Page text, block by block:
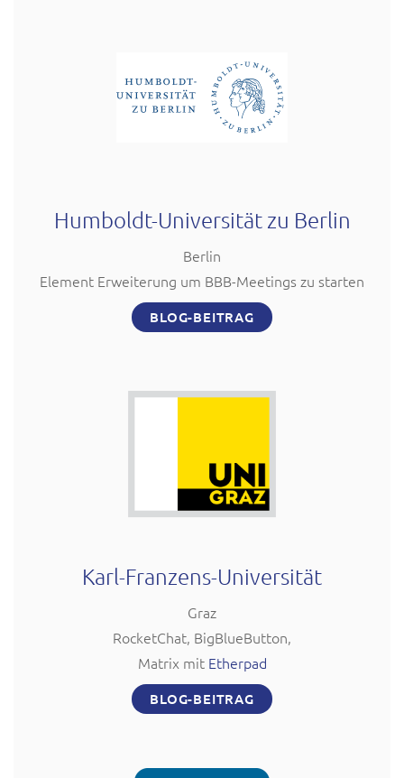
Humboldt-Universität zu Berlin
Berlin
Element Erweiterung um BBB-Meetings zu starten
BLOG-BEITRAG
Karl-Franzens-Universität
Graz
RocketChat, BigBlueButton,
Matrix mit Etherpad
BLOG-BEITRAG